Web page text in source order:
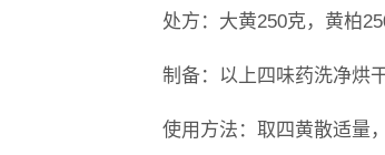
处方：大黄250克，黄柏
制备：以上四味药洗净烘
使用方法：取四黄散适量